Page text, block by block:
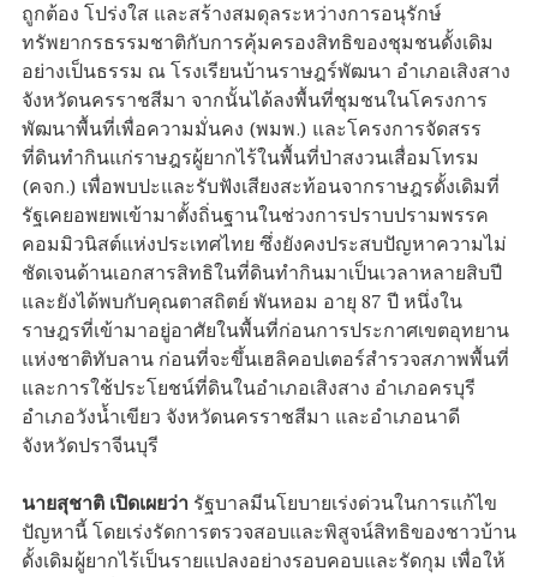
ถูกต้อง โปร่งใส และสร้างสมดุลระหว่างการอนุรักษ์
ทรัพยากรธรรมชาติกับการคุ้มครองสิทธิของชุมชนดั้งเดิม
อย่างเป็นธรรม ณ โรงเรียนบ้านราษฎร์พัฒนา อำเภอเสิงสาง
จังหวัดนครราชสีมา จากนั้นได้ลงพื้นที่ชุมชนในโครงการ
พัฒนาพื้นที่เพื่อความมั่นคง (พมพ.) และโครงการจัดสรร
ที่ดินทำกินแก่ราษฎรผู้ยากไร้ในพื้นที่ป่าสงวนเสื่อมโทรม
(คจก.) เพื่อพบปะและรับฟังเสียงสะท้อนจากราษฎรดั้งเดิมที่
รัฐเคยอพยพเข้ามาตั้งถิ่นฐานในช่วงการปราบปรามพรรค
คอมมิวนิสต์แห่งประเทศไทย ซึ่งยังคงประสบปัญหาความไม่
ชัดเจนด้านเอกสารสิทธิในที่ดินทำกินมาเป็นเวลาหลายสิบปี
และยังได้พบกับคุณตาสถิตย์ พันหอม อายุ 87 ปี หนึ่งใน
ราษฎรที่เข้ามาอยู่อาศัยในพื้นที่ก่อนการประกาศเขตอุทยาน
แห่งชาติทับลาน ก่อนที่จะขึ้นเฮลิคอปเตอร์สำรวจสภาพพื้นที่
และการใช้ประโยชน์ที่ดินในอำเภอเสิงสาง อำเภอครบุรี
อำเภอวังน้ำเขียว จังหวัดนครราชสีมา และอำเภอนาดี
จังหวัดปราจีนบุรี
นายสุชาติ เปิดเผยว่า รัฐบาลมีนโยบายเร่งด่วนในการแก้ไข
ปัญหานี้ โดยเร่งรัดการตรวจสอบและพิสูจน์สิทธิของชาวบ้าน
ดั้งเดิมผู้ยากไร้เป็นรายแปลงอย่างรอบคอบและรัดกุม เพื่อให้